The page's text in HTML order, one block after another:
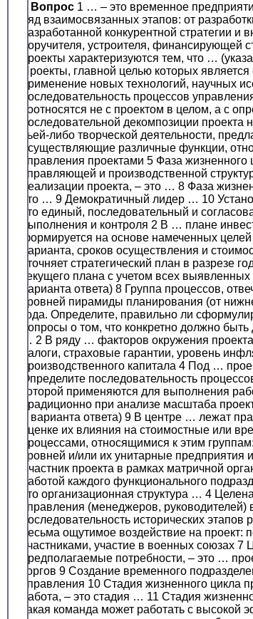
Вопрос1 … – это временное
ряд взаимосвязанных этапов: от
разработанной конкурентной стратегии
поручителя, устроителя, финансирующей
проекты характеризуются тем, что …
Проекты, главной целью которых
применение новых технологий, научных
последовательность процессов
соотносятся не с проектом в целом, а с
последовательной декомпозиции
чьей-либо творческой деятельности,
осуществляющие различные функции,
управления проектами 5 Фаза
управляющей и производственной
реализации проекта, – это … 8 Фаза
это … 9 Демократичный лидер … 10
это единый, последовательный и
выполнения и контроля 2 В … плане
формируется на основе намеченных
варианта, сроков осуществления и
уточняет стратегический план в
текущего плана с учетом всех
варианта ответа) 8 Группа процессов,
уровней пирамиды планирования (от
года. Определите, правильно ли
вопросы о том, что конкретно должно
… 2 В ряду … факторов окружения
налоги, страховые гарантии, уровень
производственного капитала 4 Под …
Определите последовательность
которой применяются для выполнения
Традиционно при анализе масштаба
2 варианта ответа) 9 В центре … лежат
оценке их влияния на стоимостные или
процессами, относящимися к этим группам:
уровней и/или их унитарные
Участник проекта в рамках матричной
работой каждого функционального
это организационная структура … 4
управления (менеджеров,
последовательность исторических
весьма ощутимое воздействие на проект:
участниками, участие в военных союзах 7
предполагаемые потребности, – это …
торгов 9 Создание временного
управления 10 Стадия жизненного цикла
работа, – это стадия … 11 Стадия
такая команда может работать с